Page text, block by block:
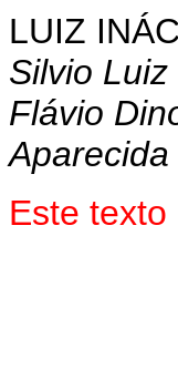
LUIZ
Silvio
Flávio
Este